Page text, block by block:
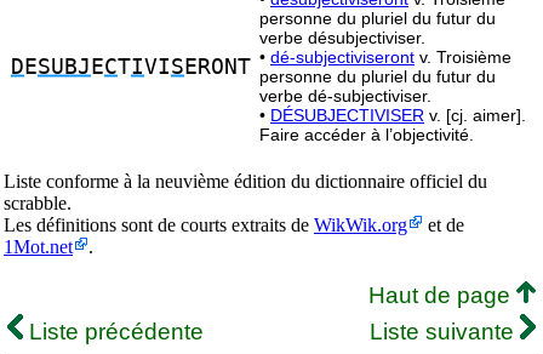
D ESUBJ ECTIVIS ERONT
personne du pluriel du futur du
verbe désubjectiviser.
• dé-subjectiviseront v. Troisième
personne du pluriel du futur du
verbe dé-subjectiviser.
• DÉSUBJECTIVISER v. [cj. aimer].
Faire accéder à l’objectivité.
Liste conforme à la neuvième édition du dictionnaire officiel du
scrabble.
Les définitions sont de courts extraits de WikWik.org
et de
1Mot.net
.
Haut de page
Liste précédente
Liste suivante